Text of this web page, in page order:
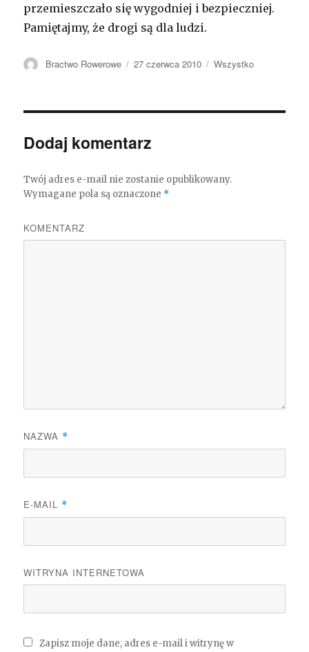
przemieszczało się wygodniej i bezpieczniej.
Pamiętajmy, że drogi są dla ludzi.
Autor
Bractwo Rowerowe Opublikowano
27 czerwca 2010 Kategorie
Wszystko
Dodaj komentarz
Twój adres e-mail nie zostanie opublikowany.
Wymagane pola są oznaczone *
KOMENTARZ
NAZWA *
E-MAIL *
WITRYNA INTERNETOWA
Zapisz moje dane, adres e-mail i witrynę w